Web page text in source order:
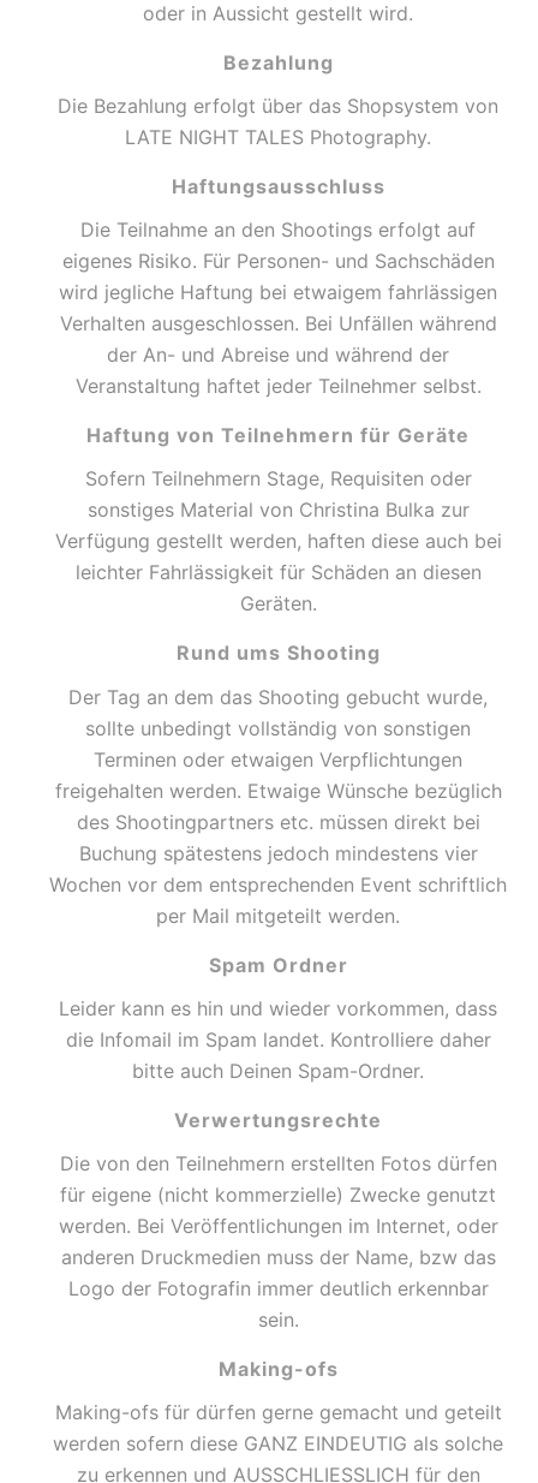
oder in Aussicht gestellt wird.
Bezahlung
Die Bezahlung erfolgt über das Shopsystem von
LATE NIGHT TALES Photography.
Haftungsausschluss
Die Teilnahme an den Shootings erfolgt auf
eigenes Risiko. Für Personen- und Sachschäden
wird jegliche Haftung bei etwaigem fahrlässigen
Verhalten ausgeschlossen. Bei Unfällen während
der An- und Abreise und während der
Veranstaltung haftet jeder Teilnehmer selbst.
Haftung von Teilnehmern für Geräte
Sofern Teilnehmern Stage, Requisiten oder
sonstiges Material von Christina Bulka zur
Verfügung gestellt werden, haften diese auch bei
leichter Fahrlässigkeit für Schäden an diesen
Geräten.
Rund ums Shooting
Der Tag an dem das Shooting gebucht wurde,
sollte unbedingt vollständig von sonstigen
Terminen oder etwaigen Verpflichtungen
freigehalten werden. Etwaige Wünsche bezüglich
des Shootingpartners etc. müssen direkt bei
Buchung spätestens jedoch mindestens vier
Wochen vor dem entsprechenden Event schriftlich
per Mail mitgeteilt werden.
Spam Ordner
Leider kann es hin und wieder vorkommen, dass
die Infomail im Spam landet. Kontrolliere daher
bitte auch Deinen Spam-Ordner.
Verwertungsrechte
Die von den Teilnehmern erstellten Fotos dürfen
für eigene (nicht kommerzielle) Zwecke genutzt
werden. Bei Veröffentlichungen im Internet, oder
anderen Druckmedien muss der Name, bzw das
Logo der Fotografin immer deutlich erkennbar
sein.
Making-ofs
Making-ofs für dürfen gerne gemacht und geteilt
werden sofern diese GANZ EINDEUTIG als solche
zu erkennen und AUSSCHLIESSLICH für den